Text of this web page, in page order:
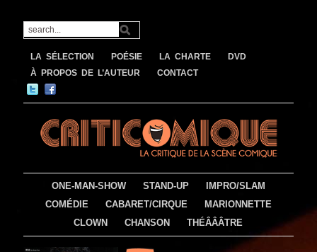
LA SÉLECTION POÉSIE LA CHARTE
DVD
À PROPOS DE L’AUTEUR
CONTACT
ONE-MAN-SHOW STAND-UP
IMPRO/SLAM
COMÉDIE
CABARET/CIRQUE
MARIONNETTE
CLOWN
CHANSON THÉÂÂÂTRE